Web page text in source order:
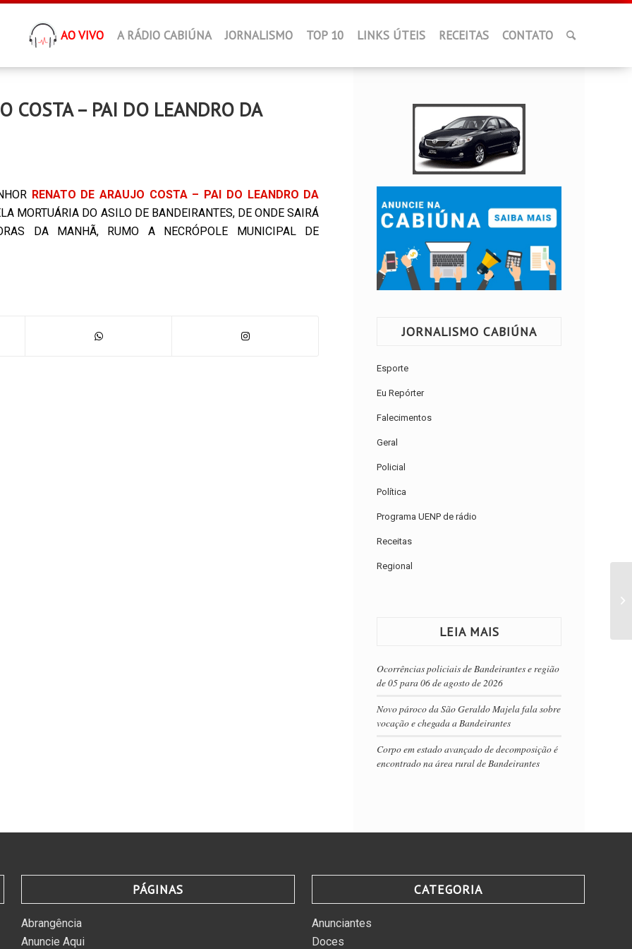
AO VIVO A RÁDIO CABIÚNA JORNALISMO TOP 10 LINKS ÚTEIS RECEITAS CONTATO
COSTA – PAI DO LEANDRO DA
RENATO DE ARAUJO COSTA – PAI DO LEANDRO DA
MORTUÁRIA DO ASILO DE BANDEIRANTES, DE ONDE SAIRÁ
DA MANHÃ, RUMO A NECRÓPOLE MUNICIPAL DE
JORNALISMO CABIÚNA
Esporte
Eu Repórter
Falecimentos
Geral
Policial
Política
Programa UENP de rádio
Receitas
Regional
LEIA MAIS
Ocorrências policiais de Bandeirantes e região
de 05 para 06 de agosto de 2026
Novo pároco da São Geraldo Majela fala sobre
vocação e chegada a Bandeirantes
Corpo em estado avançado de decomposição é
encontrado na área rural de Bandeirantes
PÁGINAS
Abrangência
Anuncie Aqui
CATEGORIA
Anunciantes
Doces